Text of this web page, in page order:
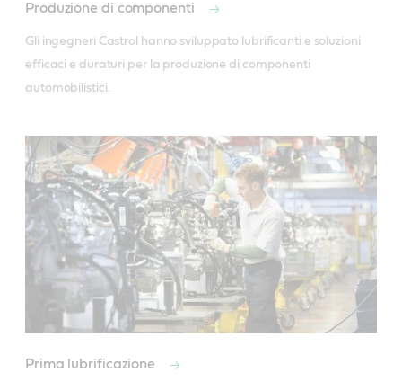
Produzione di componenti
Gli ingegneri Castrol hanno sviluppato lubrificanti e soluzioni
efficaci e duraturi per la produzione di componenti
automobilistici.
Prima lubrificazione